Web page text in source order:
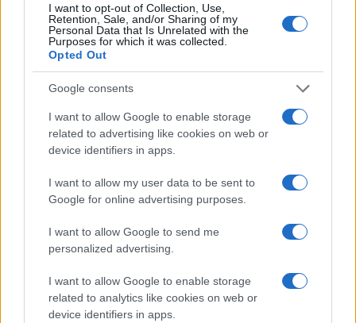
I want to opt-out of Collection, Use,
Retention, Sale, and/or Sharing of my
Personal Data that Is Unrelated with the
Purposes for which it was collected.
Opted Out
Google consents
I want to allow Google to enable storage
related to advertising like cookies on web or
device identifiers in apps.
I want to allow my user data to be sent to
Google for online advertising purposes.
I want to allow Google to send me
personalized advertising.
I want to allow Google to enable storage
related to analytics like cookies on web or
device identifiers in apps.
Condividi l'articolo
F
a
ce
b
o
o
k
T
w
it
te
r
Pi
n
te
re
st
W
h
at
s
A
p
p
S
h
a
re
Prossimo articolo
NOTIZIE RECENTI
Incidente sulla strada provinciale ad Arzachena,
Sangue, musica e solidarietà con Avis Olbia al